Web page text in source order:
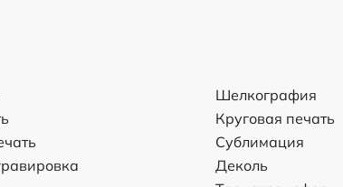
Шелкография
Круговая печать
Сублимация
Деколь